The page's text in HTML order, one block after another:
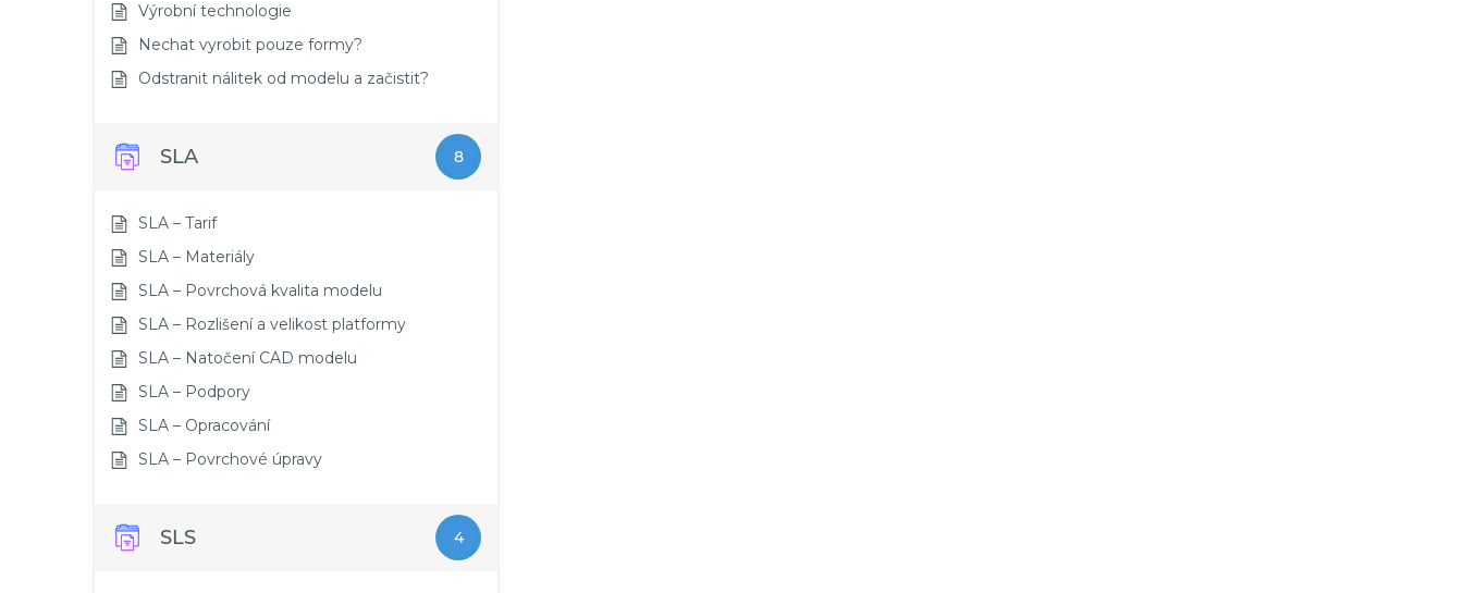
Výrobní technologie
Nechat vyrobit pouze formy?
Odstranit nálitek od modelu a začistit?
SLA 8
SLA – Tarif
SLA – Materiály
SLA – Povrchová kvalita modelu
SLA – Rozlišení a velikost platformy
SLA – Natočení CAD modelu
SLA – Podpory
SLA – Opracování
SLA – Povrchové úpravy
SLS 4